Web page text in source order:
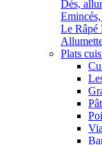
Dés,
Le Râpé
Plats